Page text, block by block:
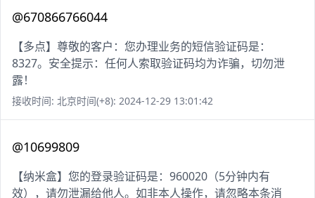
@670866766044
【多点】尊敬的客户：您办理业务的短信验证码是：
8327。安全提示：任何人索取验证码均为诈骗，切勿泄
露！
接收时间: 北京时间(+8): 2024-12-29 13:01:42
@10699809
【纳米盒】您的登录验证码是：960020（5分钟内有
效），请勿泄漏给他人。如非本人操作，请忽略本条消